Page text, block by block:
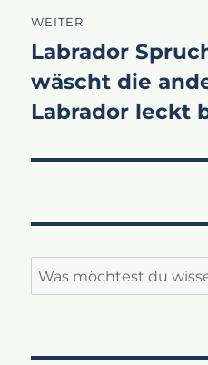
WEITER
Nächster
Beitrag:
Labrador
wäscht die
Labrador leckt
Suchen